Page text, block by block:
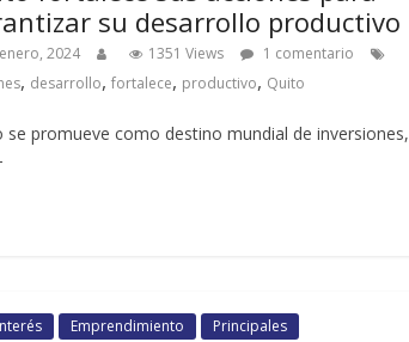
su desarrollo productivo
2024 1351 Views
1 comentario
, desarrollo, fortalece, productivo, Quito
se promueve como destino mundial de inversiones,
Emprendimiento Principales